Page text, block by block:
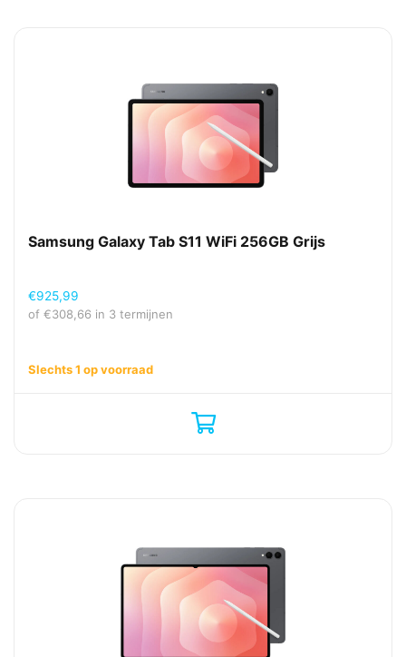
Samsung Galaxy Tab S11 WiFi 256GB Grijs
€925,99
of €308,66 in 3 termijnen
Slechts 1 op voorraad